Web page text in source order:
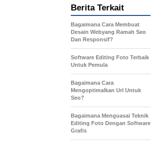
Berita Terkait
Bagaimana Cara Membuat
Desain Webyang Ramah Seo
Dan Responsif?
Software Editing Foto Terbaik
Untuk Pemula
Bagaimana Cara
Mengoptimalkan Url Untuk
Seo?
Bagaimana Menguasai Teknik
Editing Foto Dengan Software
Grafis